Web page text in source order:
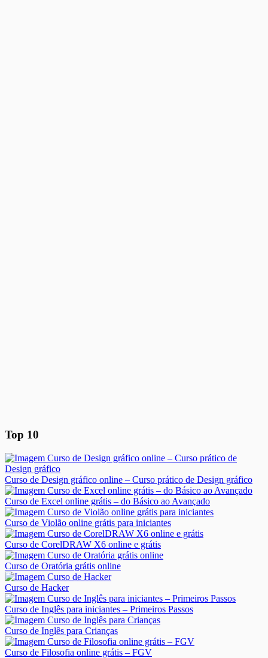
Top 10
Curso de Design gráfico online – Curso prático de Design gráfico
Curso de Excel online grátis – do Básico ao Avançado
Curso de Violão online grátis para iniciantes
Curso de CorelDRAW X6 online e grátis
Curso de Oratória grátis online
Curso de Hacker
Curso de Inglês para iniciantes – Primeiros Passos
Curso de Inglês para Crianças
Curso de Filosofia online grátis – FGV